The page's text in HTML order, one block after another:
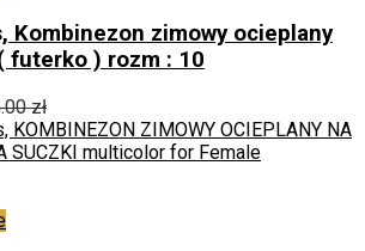
ma
wiele
wariantów.
Opcje
można
wybrać
na
produktu
Kombinezon zimowy ocieplany
futerko ) rozm : 10
zł
Ten